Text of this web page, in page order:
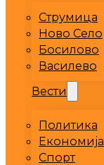
Струмица
Ново Село
Босилово
Василево
Вести
Политика
Економија
Спорт